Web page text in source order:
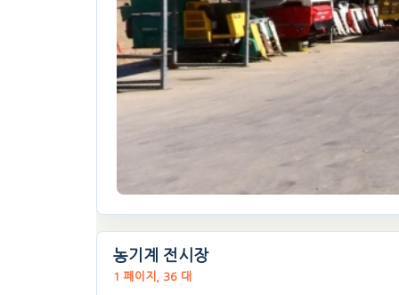
농기계 전시장
1 페이지, 36 대